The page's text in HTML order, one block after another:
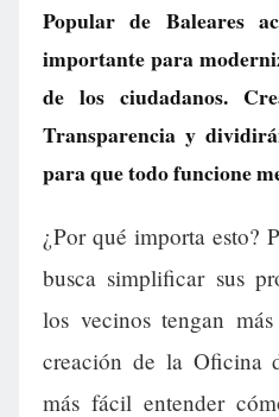
Popular de Baleares
importante para
de los ciudadanos.
Transparencia y
para que todo funcione
¿Por qué importa esto?
busca simplificar sus
los vecinos tengan
creación de la Oficina
más fácil entender